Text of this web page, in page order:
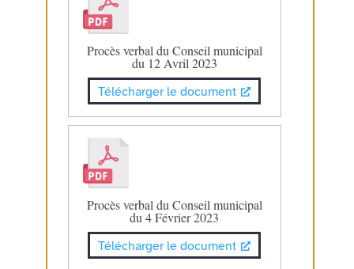
Procès verbal du Conseil municipal
du 12 Avril 2023
Télécharger le document
Procès verbal du Conseil municipal
du 4 Février 2023
Télécharger le document